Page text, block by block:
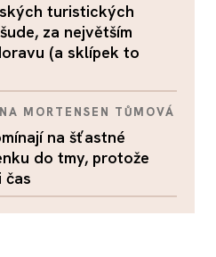
turistických
za největším
(a sklípek to
MORTENSEN TŮMOVÁ
na šťastné
do tmy, protože
čas